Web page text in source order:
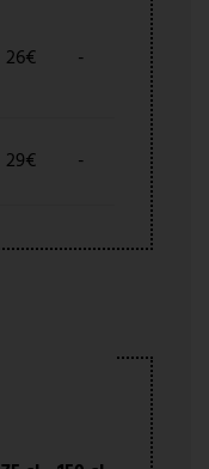
26€ -
29€ -